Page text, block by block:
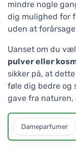
mindre nogle
dig mulighed for
uden at
Uanset om du
pulver eller
sikker på, at
føle dig bedre og
gave fra naturen,
Dameparfumer